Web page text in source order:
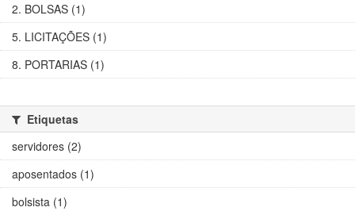
2. BOLSAS (1)
5. LICITAÇÕES (1)
8. PORTARIAS (1)
Etiquetas
servidores (2)
aposentados (1)
bolsista (1)